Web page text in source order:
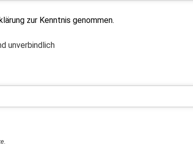
zur Kenntnis genommen.
unverbindlich